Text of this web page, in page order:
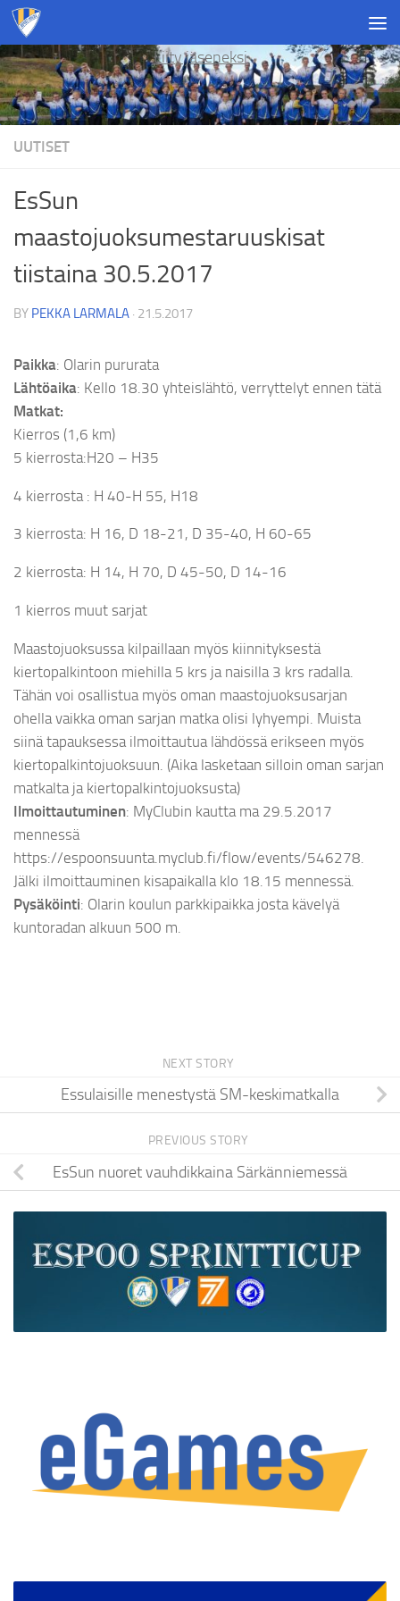
Skip to content
Liity jäseneksi
UUTISET
EsSun
maastojuoksumestaruuskisat
tiistaina 30.5.2017
BY PEKKA LARMALA · 21.5.2017
Paikka: Olarin pururata
Lähtöaika: Kello 18.30 yhteislähtö, verryttelyt ennen tätä
Matkat:
Kierros (1,6 km)
5 kierrosta:H20 – H35
4 kierrosta : H 40-H 55, H18
3 kierrosta: H 16, D 18-21, D 35-40, H 60-65
2 kierrosta: H 14, H 70, D 45-50, D 14-16
1 kierros muut sarjat
Maastojuoksussa kilpaillaan myös kiinnityksestä
kiertopalkintoon miehilla 5 krs ja naisilla 3 krs radalla.
Tähän voi osallistua myös oman maastojuoksusarjan
ohella vaikka oman sarjan matka olisi lyhyempi. Muista
siinä tapauksessa ilmoittautua lähdössä erikseen myös
kiertopalkintojuoksuun. (Aika lasketaan silloin oman sarjan
matkalta ja kiertopalkintojuoksusta)
Ilmoittautuminen: MyClubin kautta ma 29.5.2017
mennessä
https://espoonsuunta.myclub.fi/flow/events/546278.
Jälki ilmoittauminen kisapaikalla klo 18.15 mennessä.
Pysäköinti: Olarin koulun parkkipaikka josta kävelyä
kuntoradan alkuun 500 m.
NEXT STORY
Essulaisille menestystä SM-keskimatkalla
PREVIOUS STORY
EsSun nuoret vauhdikkaina Särkänniemessä